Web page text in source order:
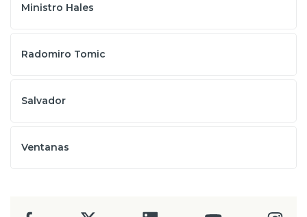
Ministro Hales
Radomiro Tomic
Salvador
Ventanas